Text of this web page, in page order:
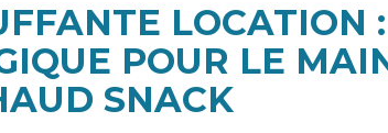
LOCATION
POUR LE
SNACK